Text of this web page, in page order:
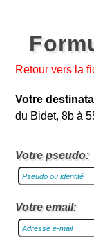
Retour vers la
Votre
du Bidet, 8b à
Votre pseudo:
Votre email: